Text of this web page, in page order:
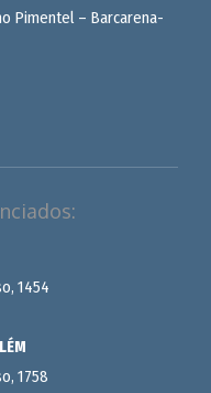
Pimentel – Barcarena-
1454
1758